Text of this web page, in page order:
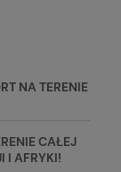
NA TERENIE
CAŁEJ
I AFRYKI!